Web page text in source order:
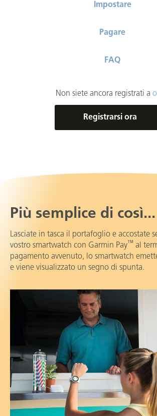
Impostare
Pagare
FAQ
Non siete ancora registrati a
Registrarsi ora
Più semplice di così...
Lasciate in tasca il portafoglio e accostate
vostro smartwatch con Garmin Pay™️ al
pagamento avvenuto, lo smartwatch
e viene visualizzato un segno di spunta.